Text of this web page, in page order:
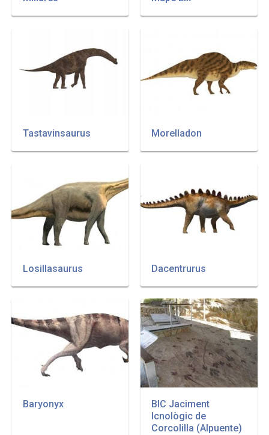
Tastavinsaurus Morelladon
Losillasaurus Dacentrurus
Baryonyx
BIC Jaciment
Icnològic de
Corcolilla (Alpuente)